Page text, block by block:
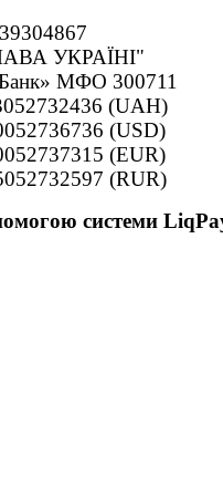
УКРАЇНІ"
МФО 300711
(UAH)
(USD)
(EUR)
(RUR)
системи